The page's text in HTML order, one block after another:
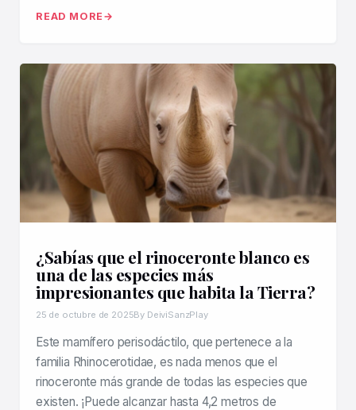
READ MORE
¿Sabías que el rinoceronte blanco es
una de las especies más
impresionantes que habita la Tierra?
25 de octubre de 2025By DeiviSanzPlay
Este mamífero perisodáctilo, que pertenece a la
familia Rhinocerotidae, es nada menos que el
rinoceronte más grande de todas las especies que
existen. ¡Puede alcanzar hasta 4,2 metros de